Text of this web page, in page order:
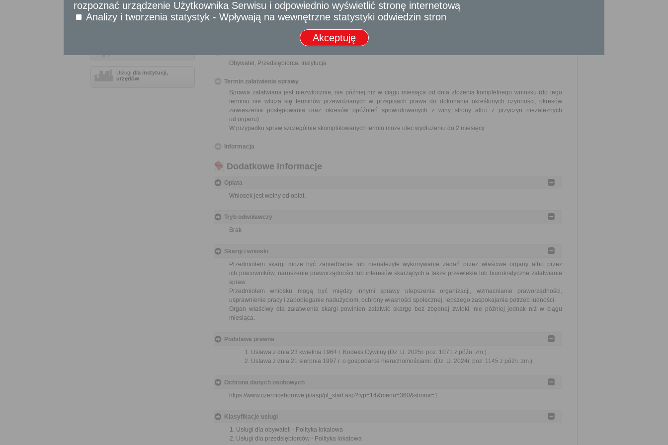
Sprawy obywatelskie
Udostępnianie informacji publicznej
Usługi dla instytucji,
urzędów
W przypadku osób fizycznych do wniosku/ oferty należy dołączyć dokument potwierdzający prowadzenie działalności
gospodarczej nie starszy niż 3 miesiące.
W przypadku Kościołów i związków wyznaniowych do wniosku/ oferty należy dołączyć - kserokopię dokumentu
potwierdzającego osobowość prawną.
Obywatel, Przedsiębiorca, Instytucja
Termin załatwienia sprawy
Sprawa załatwiana jest niezwłocznie, nie później niż w ciągu miesiąca od dnia złożenia kompletnego wniosku (do tego
terminu nie wlicza się terminów przewidzianych w przepisach prawa do dokonania określonych czynności, okresów
zawieszenia postępowania oraz okresów opóźnień spowodowanych z winy strony albo z przyczyn niezależnych
od organu).
W przypadku spraw szczególnie skomplikowanych termin może ulec wydłużeniu do 2 miesięcy.
Informacja
Dodatkowe informacje
Opłata
Wniosek jest wolny od opłat.
Tryb odwoławczy
Brak
Skargi i wnioski
Przedmiotem skargi może być zaniedbanie lub nienależyte wykonywanie zadań przez właściwe organy albo przez
ich pracowników, naruszenie praworządności lub interesów skarżących a także przewlekłe lub biurokratyczne załatwianie
spraw.
Przedmiotem wniosku mogą być między innymi sprawy ulepszenia organizacji, wzmacnianie praworządności,
usprawnienie pracy i zapobieganie nadużyciom, ochrony własności społecznej, lepszego zaspokajania potrzeb ludności.
Organ właściwy dla załatwienia skargi powinien załatwić skargę bez zbędnej zwłoki, nie później jednak niż w ciągu
miesiąca.
Podstawa prawna
Ustawa z dnia 23 kwietnia 1964 r. Kodeks Cywilny (Dz. U. 2025r. poz. 1071 z późn. zm.)
Ustawa z dnia 21 sierpnia 1997 r. o gospodarce nieruchomościami. (Dz. U. 2024r. poz. 1145 z późn. zm.)
Ochrona danych osobowych
https://www.czerniceborowe.pl/asp/pl_start.asp?typ=14&menu=360&strona=1
Klasyfikacje usługi
Usługi dla obywateli - Polityka lokalowa
Usługi dla przedsiębiorców - Polityka lokalowa
rozpoznać urządzenie Użytkownika Serwisu i odpowiednio wyświetlić stronę internetową
Analizy i tworzenia statystyk - Wpływają na wewnętrzne statystyki odwiedzin stron
Akceptuję